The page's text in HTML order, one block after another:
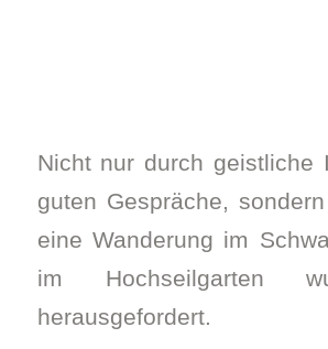
Nicht nur durch geistliche
guten Gespräche,
eine Wanderung im
im Hochseilgarten
herausgefordert.